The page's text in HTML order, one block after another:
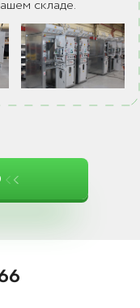
складе.